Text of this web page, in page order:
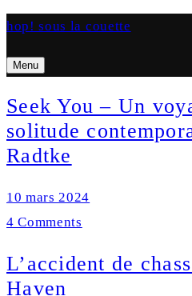
hop! sous la couette
Menu
Seek You – Un
solitude
Radtke
10 mars 2024
4 Comments
L’accident de
Haven